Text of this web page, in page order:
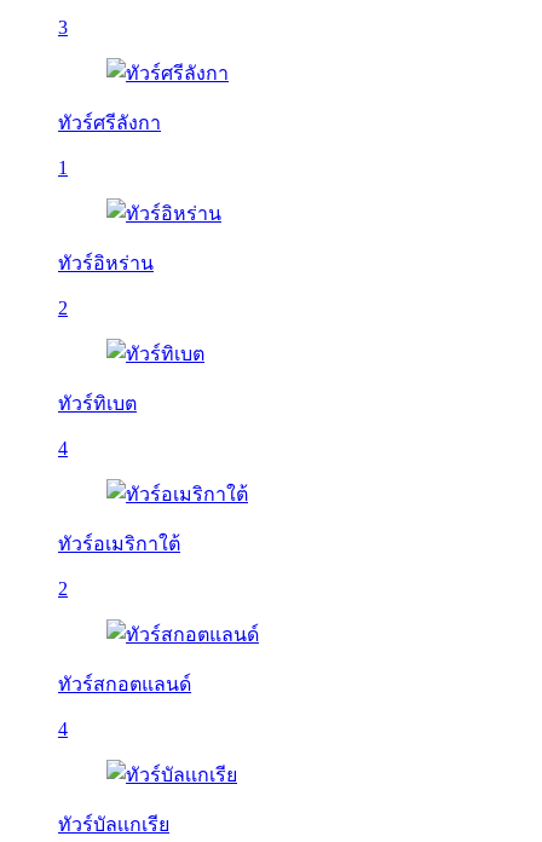
3
ทัวร์ศรีลังกา
1
ทัวร์อิหร่าน
2
ทัวร์ทิเบต
4
ทัวร์อเมริกาใต้
2
ทัวร์สกอตแลนด์
4
ทัวร์บัลเเกเรีย